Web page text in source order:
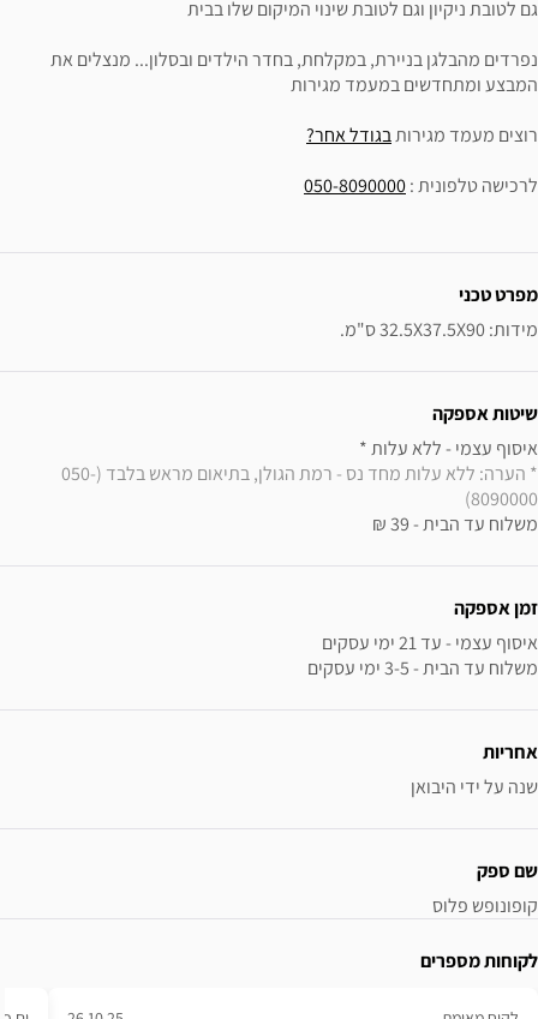
גם לטובת ניקיון וגם לטובת שינוי המיקום שלו בבית
נפרדים מהבלגן בניירת, במקלחת, בחדר הילדים ובסלון... מנצלים את
המבצע ומתחדשים במעמד מגירות
רוצים מעמד מגירותבגודל אחר?
לרכישה טלפונית :050-8090000
מפרט טכני
מידות: 32.5X37.5X90 ס"מ.
שיטות אספקה
איסוף עצמי - ללא עלות *
* הערה: ללא עלות מחד נס - רמת הגולן, בתיאום מראש בלבד (050-
8090000)
משלוח עד הבית - 39 ₪
זמן אספקה
משלוח עד הבית - 3-5 ימי עסקים
אחריות
שנה על ידי היבואן
שם ספק
קופונופש פלוס
לקוחות מספרים